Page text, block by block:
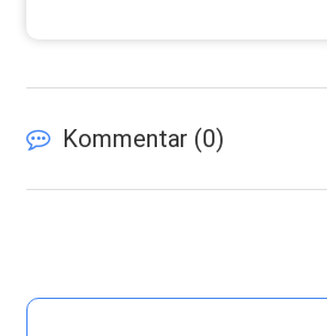
Kommentar (0)